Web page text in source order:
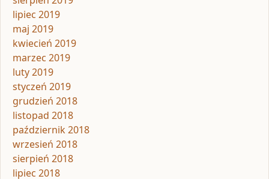
lipiec 2019
maj 2019
kwiecień 2019
marzec 2019
luty 2019
styczeń 2019
grudzień 2018
listopad 2018
październik 2018
wrzesień 2018
sierpień 2018
lipiec 2018